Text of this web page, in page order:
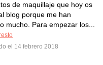
de maquillaje que hoy os
blog porque me han
mucho. Para empezar los...
el 14 febrero 2018